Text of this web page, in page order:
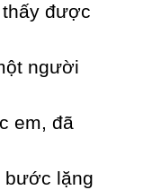
được
người
em, đã
bước lặng